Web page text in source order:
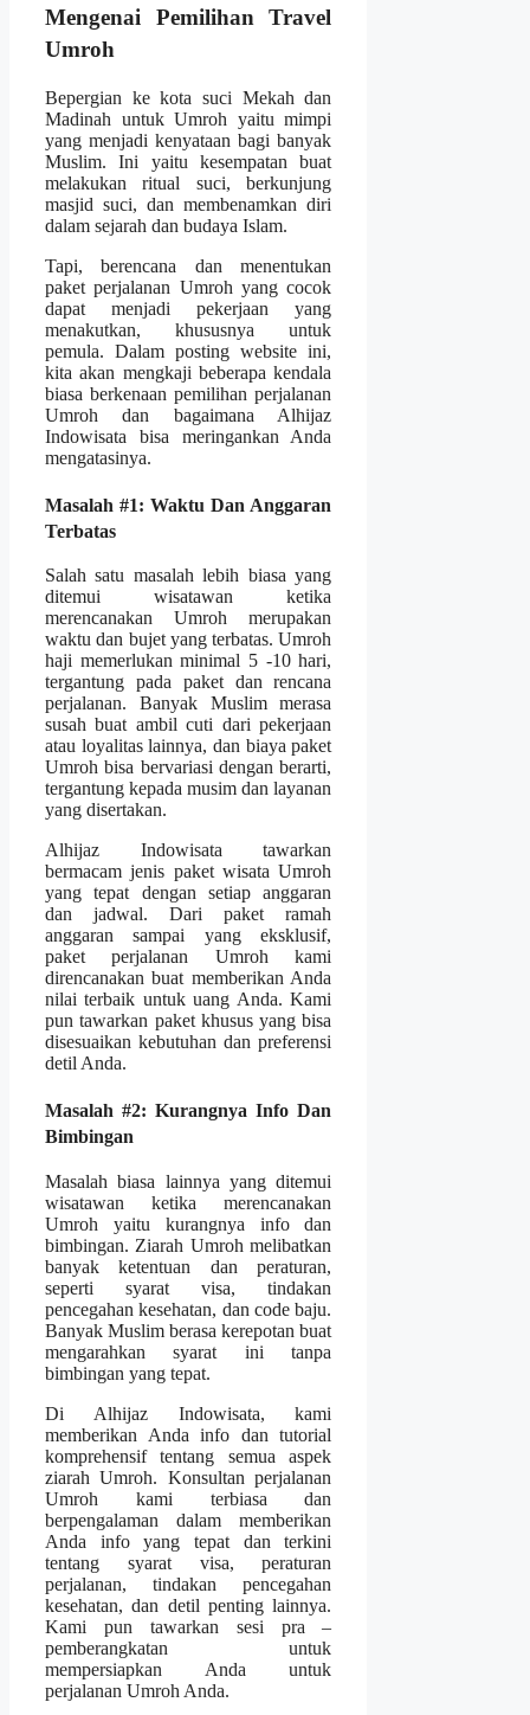
Mengenai Pemilihan Travel
Umroh
Bepergian ke kota suci Mekah dan
Madinah untuk Umroh yaitu mimpi
yang menjadi kenyataan bagi banyak
Muslim. Ini yaitu kesempatan buat
melakukan ritual suci, berkunjung
masjid suci, dan membenamkan diri
dalam sejarah dan budaya Islam.
Tapi, berencana dan menentukan
paket perjalanan Umroh yang cocok
dapat menjadi pekerjaan yang
menakutkan, khususnya untuk
pemula. Dalam posting website ini,
kita akan mengkaji beberapa kendala
biasa berkenaan pemilihan perjalanan
Umroh dan bagaimana Alhijaz
Indowisata bisa meringankan Anda
mengatasinya.
Masalah #1: Waktu Dan Anggaran
Terbatas
Salah satu masalah lebih biasa yang
ditemui wisatawan ketika
merencanakan Umroh merupakan
waktu dan bujet yang terbatas. Umroh
haji memerlukan minimal 5 -10 hari,
tergantung pada paket dan rencana
perjalanan. Banyak Muslim merasa
susah buat ambil cuti dari pekerjaan
atau loyalitas lainnya, dan biaya paket
Umroh bisa bervariasi dengan berarti,
tergantung kepada musim dan layanan
yang disertakan.
Alhijaz Indowisata tawarkan
bermacam jenis paket wisata Umroh
yang tepat dengan setiap anggaran
dan jadwal. Dari paket ramah
anggaran sampai yang eksklusif,
paket perjalanan Umroh kami
direncanakan buat memberikan Anda
nilai terbaik untuk uang Anda. Kami
pun tawarkan paket khusus yang bisa
disesuaikan kebutuhan dan preferensi
detil Anda.
Masalah #2: Kurangnya Info Dan
Bimbingan
Masalah biasa lainnya yang ditemui
wisatawan ketika merencanakan
Umroh yaitu kurangnya info dan
bimbingan. Ziarah Umroh melibatkan
banyak ketentuan dan peraturan,
seperti syarat visa, tindakan
pencegahan kesehatan, dan code baju.
Banyak Muslim berasa kerepotan buat
mengarahkan syarat ini tanpa
bimbingan yang tepat.
Di Alhijaz Indowisata, kami
memberikan Anda info dan tutorial
komprehensif tentang semua aspek
ziarah Umroh. Konsultan perjalanan
Umroh kami terbiasa dan
berpengalaman dalam memberikan
Anda info yang tepat dan terkini
tentang syarat visa, peraturan
perjalanan, tindakan pencegahan
kesehatan, dan detil penting lainnya.
Kami pun tawarkan sesi pra –
pemberangkatan untuk
mempersiapkan Anda untuk
perjalanan Umroh Anda.